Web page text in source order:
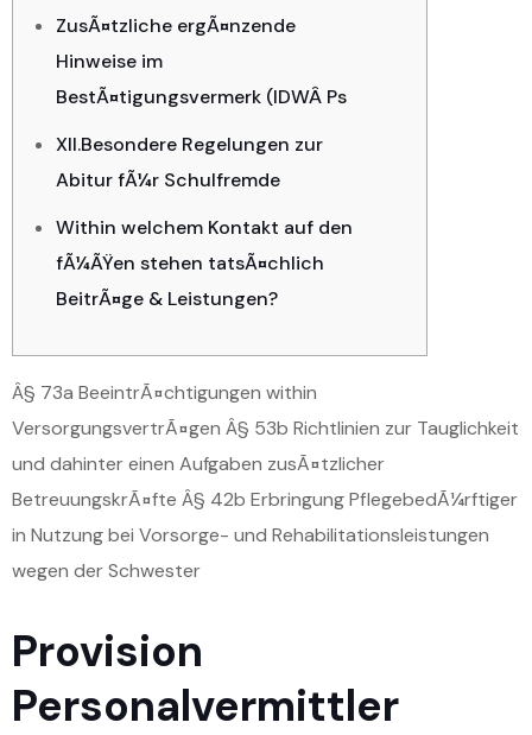
ZusÃ¤tzliche ergÃ¤nzende
Hinweise im
BestÃ¤tigungsvermerk (IDWÂ Ps
XII.Besondere Regelungen zur
Abitur fÃ¼r Schulfremde
Within welchem Kontakt auf den
fÃ¼ÃŸen stehen tatsÃ¤chlich
BeitrÃ¤ge & Leistungen?
Â§ 73a BeeintrÃ¤chtigungen within
VersorgungsvertrÃ¤gen Â§ 53b Richtlinien zur Tauglichkeit
und dahinter einen Aufgaben zusÃ¤tzlicher
BetreuungskrÃ¤fte Â§ 42b Erbringung PflegebedÃ¼rftiger
in Nutzung bei Vorsorge- und Rehabilitationsleistungen
wegen der Schwester
Provision
Personalvermittler